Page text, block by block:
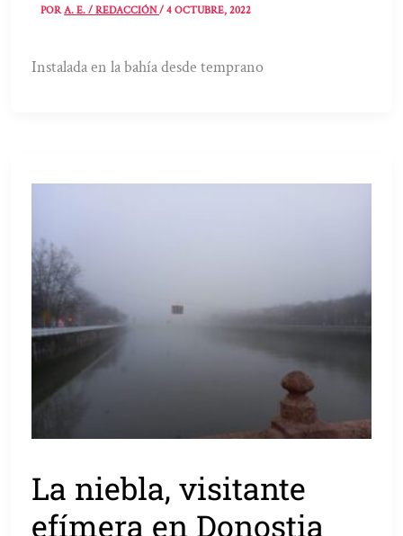
PORA. E. / REDACCIÓN/4 OCTUBRE, 2022
Instalada en la bahía desde temprano
La niebla, visitante
efímera en Donostia